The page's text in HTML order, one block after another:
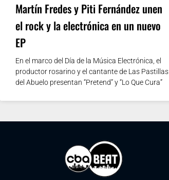
Martín Fredes y Piti Fernández unen
el rock y la electrónica en un nuevo
EP
En el marco del Día de la Música Electrónica, el
productor rosarino y el cantante de Las Pastillas
del Abuelo presentan “Pretend” y “Lo Que Cura”